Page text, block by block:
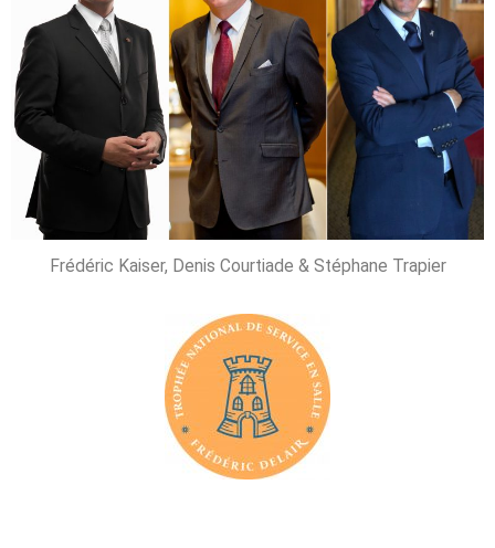
Frédéric Kaiser, Denis Courtiade & Stéphane Trapier